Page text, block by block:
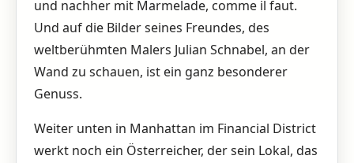
und nachher mit Marmelade, comme il faut.
Und auf die Bilder seines Freundes, des
weltberühmten Malers Julian Schnabel, an der
Wand zu schauen, ist ein ganz besonderer
Genuss.
Weiter unten in Manhattan im Financial District
werkt noch ein Österreicher, der sein Lokal, das